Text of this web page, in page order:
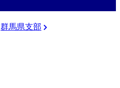
群馬県支部